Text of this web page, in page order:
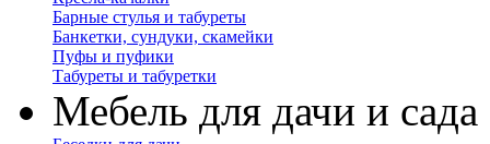
Барные стулья и табуреты
Банкетки, сундуки, скамейки
Пуфы и пуфики
Табуреты и табуретки
Мебель для дачи и сада